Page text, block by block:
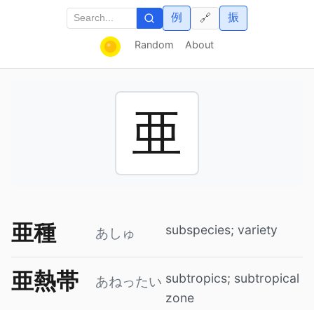
Random About
例 振
🔗
亜
亜種 あしゅ subspecies; variety
亜熱帯 あねったい subtropics; subtropical
zone